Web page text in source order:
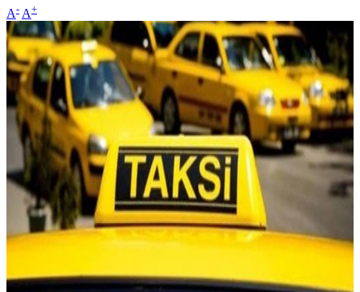
A- A+